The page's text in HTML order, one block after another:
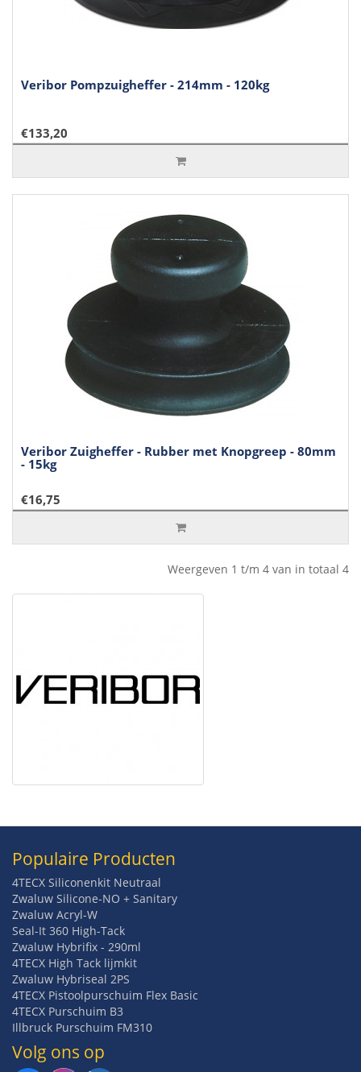
Veribor Pompzuigheffer - 214mm - 120kg
€133,20
Veribor Zuigheffer - Rubber met Knopgreep - 80mm
- 15kg
€16,75
Weergeven 1 t/m 4 van in totaal 4
Populaire Producten
4TECX Siliconenkit Neutraal
Zwaluw Silicone-NO + Sanitary
Zwaluw Acryl-W
Seal-It 360 High-Tack
Zwaluw Hybrifix - 290ml
4TECX High Tack lijmkit
Zwaluw Hybriseal 2PS
4TECX Pistoolpurschuim Flex Basic
4TECX Purschuim B3
Illbruck Purschuim FM310
Volg ons op